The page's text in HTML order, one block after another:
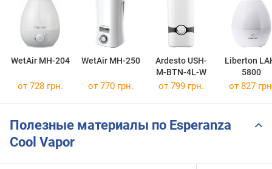
WetAir MH-204 WetAir MH-250
Ardesto USH-
M-BTN-4L-W
Liberton
5800
от 728 грн. от 770 грн. от 799 грн. от 827
Полезные материалы по Esperanza
Cool Vapor